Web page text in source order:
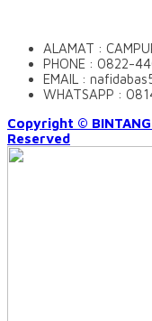
ALAMAT :
PHONE : 0822-
EMAIL :
WHATSAPP :
Copyright ©
Reserved